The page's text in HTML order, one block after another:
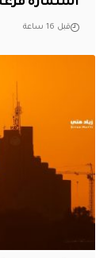
قبل 16 ساعة